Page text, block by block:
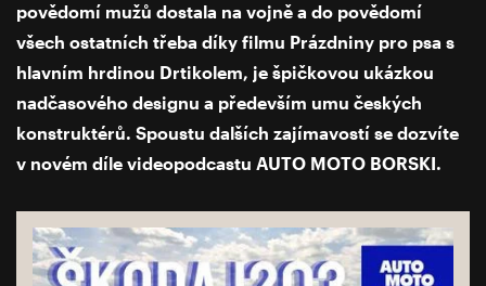
povědomí mužů dostala na vojně a do povědomí
všech ostatních třeba díky filmu Prázdniny pro psa s
hlavním hrdinou Drtikolem, je špičkovou ukázkou
nadčasového designu a především umu českých
konstruktérů. Spoustu dalších zajímavostí se dozvíte
v novém díle videopodcastu AUTO MOTO BORSKI.